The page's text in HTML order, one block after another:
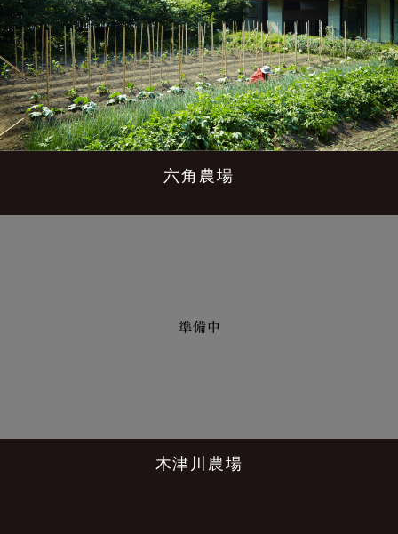
六角農場
木津川農場